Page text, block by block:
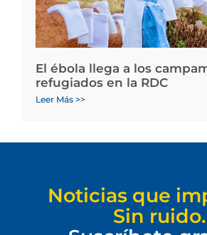
El ébola llega a los
refugiados en la RDC
Leer Más >>
Noticias que
Sin ruido.